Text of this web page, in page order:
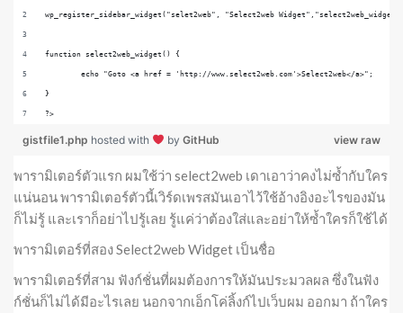
wp_register_sidebar_widget("selet2web", "Select2web
function select2web_widget() {
	echo "Goto <a href = 'http://www.select2web.com'>Select2web</a>";
}
?>
view raw
gistfile1.php hosted with by GitHub
พารามิเตอร์ตัวแรก ผมใช้ว่า select2web เดาเอาว่าคงไม่ซ้ำกับใคร
แน่นอน พารามิเตอร์ตัวนี้เวิร์ดเพรสมันเอาไว้ใช้อ้างอิงอะไรของมัน
ก็ไม่รู้ และเราก็อย่าไปรู้เลย รู้แค่ว่าต้องใส่และอย่าให้ซ้ำใครก็ใช้ได้
พารามิเตอร์ที่สอง Select2web Widget เป็นชื่อ
พารามิเตอร์ที่สาม ฟังก์ชั่นที่ผมต้องการให้มันประมวลผล ซึ่งในฟัง
ก์ชั่นก็ไม่ได้มีอะไรเลย นอกจากเอ็กโค่ลิ้งก์ไปเว็บผม ออกมา ถ้าใคร